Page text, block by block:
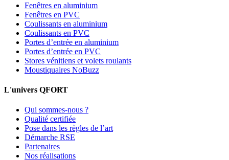
Fenêtres en aluminium
Fenêtres en PVC
Coulissants en aluminium
Coulissants en PVC
Portes d’entrée en aluminium
Portes d’entrée en PVC
Stores vénitiens et volets roulants
Moustiquaires NoBuzz
L'univers QFORT
Qui sommes-nous ?
Qualité certifiée
Pose dans les règles de l’art
Démarche RSE
Partenaires
Nos réalisations